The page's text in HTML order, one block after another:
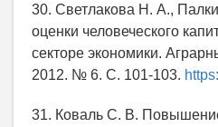
30. Светлакова Н. А.,
оценки человеческого
секторе экономики.
2012. № 6. С. 101-103.
31. Коваль С. В.